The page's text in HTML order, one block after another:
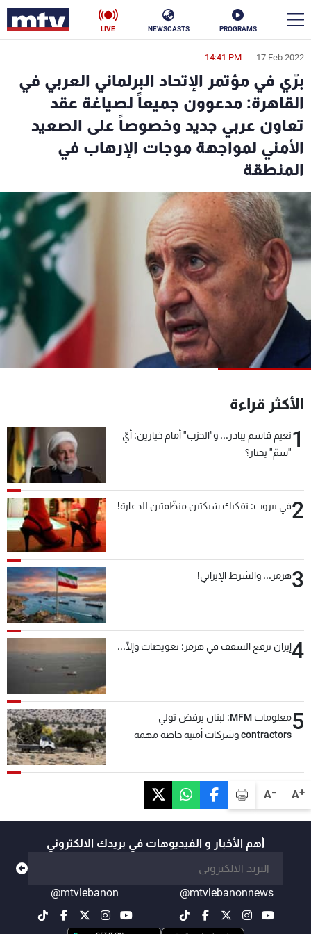
PROGRAMS
NEWSCASTS
LIVE
A+
A-
17 Feb 2022
14:41 PM
برّي في مؤتمر الإتحاد البرلماني العربي في
القاهرة: مدعوون جميعاً لصياغة عقد
تعاون عربي جديد وخصوصاً على الصعيد
الأمني لمواجهة موجات الإرهاب في
المنطقة
الأكثر قراءة
1نعيم قاسم يبادر... و"الحزب" أمام خيارين: أيّ
"سمّ" يختار؟
2في بيروت: تفكيك شبكتين منظّمتين للدعارة!
3هرمز... والشرط الإيراني!
4إيران ترفع السقف في هرمز: تعويضات وإلّا...
5
معلومات MFM: لبنان يرفض تولي
contractors وشركات أمنية خاصة مهمة
أهم الأخبار و الفيديوهات في بريدك الالكتروني
@mtvlebanonnews
@mtvlebanon
en
الأخبار
سياسة ناس
إقتصاد
منوعات رياضة
كأس العالم
البرامج
جدول البرامج
شاهد البرامج
الترددات
الإنـتـاج
سياسة الخصوصية